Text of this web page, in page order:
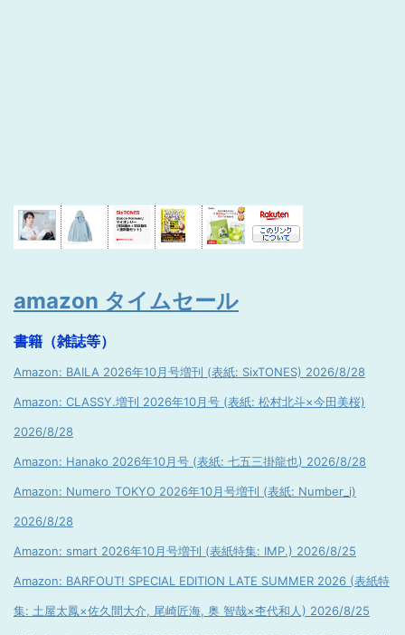
amazon タイムセール
書籍（雑誌等）
Amazon: BAILA 2026年10月号増刊 (表紙: SixTONES) 2026/8/28
Amazon: CLASSY.増刊 2026年10月号 (表紙: 松村北斗×今田美桜)
2026/8/28
Amazon: Hanako 2026年10月号 (表紙: 七五三掛龍也) 2026/8/28
Amazon: Numero TOKYO 2026年10月号増刊 (表紙: Number_i)
2026/8/28
Amazon: smart 2026年10月号増刊 (表紙特集: IMP.) 2026/8/25
Amazon: BARFOUT! SPECIAL EDITION LATE SUMMER 2026 (表紙特
集: 土屋太鳳×佐久間大介, 尾崎匠海, 奥 智哉×杢代和人) 2026/8/25